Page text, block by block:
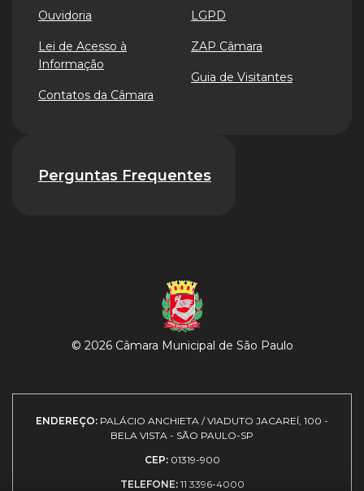
Ouvidoria
Lei de Acesso à
Informação
Contatos da Câmara
LGPD
ZAP Câmara
Guia de Visitantes
Perguntas Frequentes
© 2026 Câmara Municipal de São Paulo
ENDEREÇO: PALÁCIO ANCHIETA / VIADUTO JACAREÍ, 100 -
BELA VISTA - SÃO PAULO-SP
CEP: 01319-900
TELEFONE: 11 3396-4000